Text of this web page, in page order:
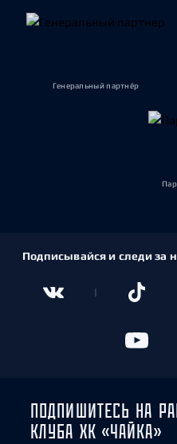
Генеральный партнёр
Подписывайся и следи за
ПОДПИШИТЕСЬ НА
КЛУБА ХК «ЧАЙКА»